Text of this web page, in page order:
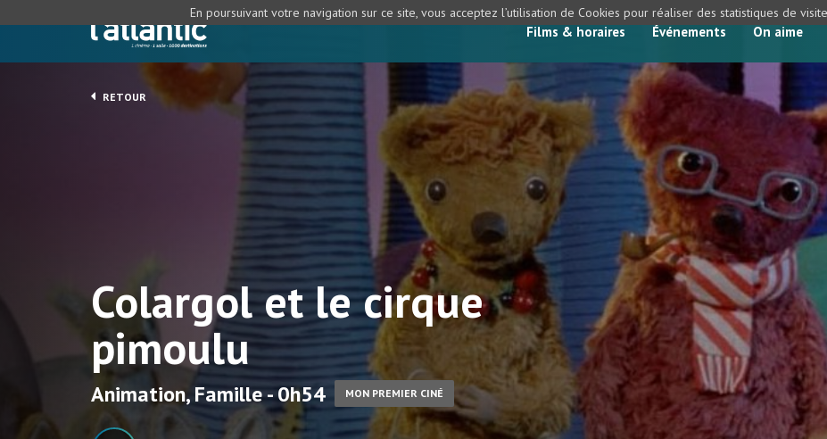
Films & horaires Événements On aime
RETOUR
Colargol et le cirque
pimoulu
Animation, Famille - 0h54 MON PREMIER CINÉ
En poursuivant votre navigation sur ce site, vous acceptez l’utilisation de Cookies pour réaliser des statistiques de